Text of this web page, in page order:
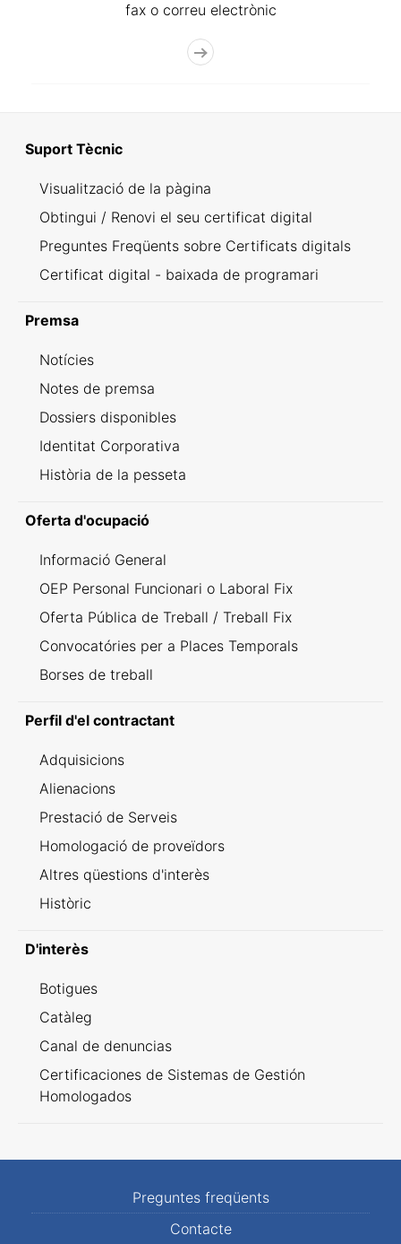
fax o correu electrònic
Suport Tècnic
Visualització de la pàgina
Obtingui / Renovi el seu certificat digital
Preguntes Freqüents sobre Certificats digitals
Certificat digital - baixada de programari
Premsa
Notícies
Notes de premsa
Dossiers disponibles
Identitat Corporativa
Història de la pesseta
Oferta d'ocupació
Informació General
OEP Personal Funcionari o Laboral Fix
Oferta Pública de Treball / Treball Fix
Convocatóries per a Places Temporals
Borses de treball
Perfil d'el contractant
Adquisicions
Alienacions
Prestació de Serveis
Homologació de proveïdors
Altres qüestions d'interès
Històric
D'interès
Botigues
Catàleg
Canal de denuncias
Certificaciones de Sistemas de Gestión
Homologados
Preguntes freqüents
Contacte